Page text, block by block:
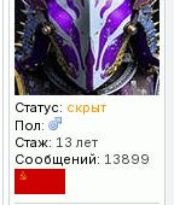
Статус: скрыт
Пол:
Стаж: 13 лет
Сообщений: 13899